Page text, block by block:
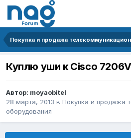
Куплю уши к Cisco
Автор: moyaobitel
28 марта, 2013 в Покупка и продажа
оборудования